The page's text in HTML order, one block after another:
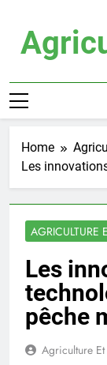
content
Home
Les
AGRICULTURE
Les
pêche
Agriculture